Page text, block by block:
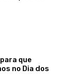
que
no Dia dos